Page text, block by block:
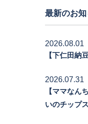
最新のお
【下仁田納
2026.08.01
【ママなん
いのチップス
2026.07.31